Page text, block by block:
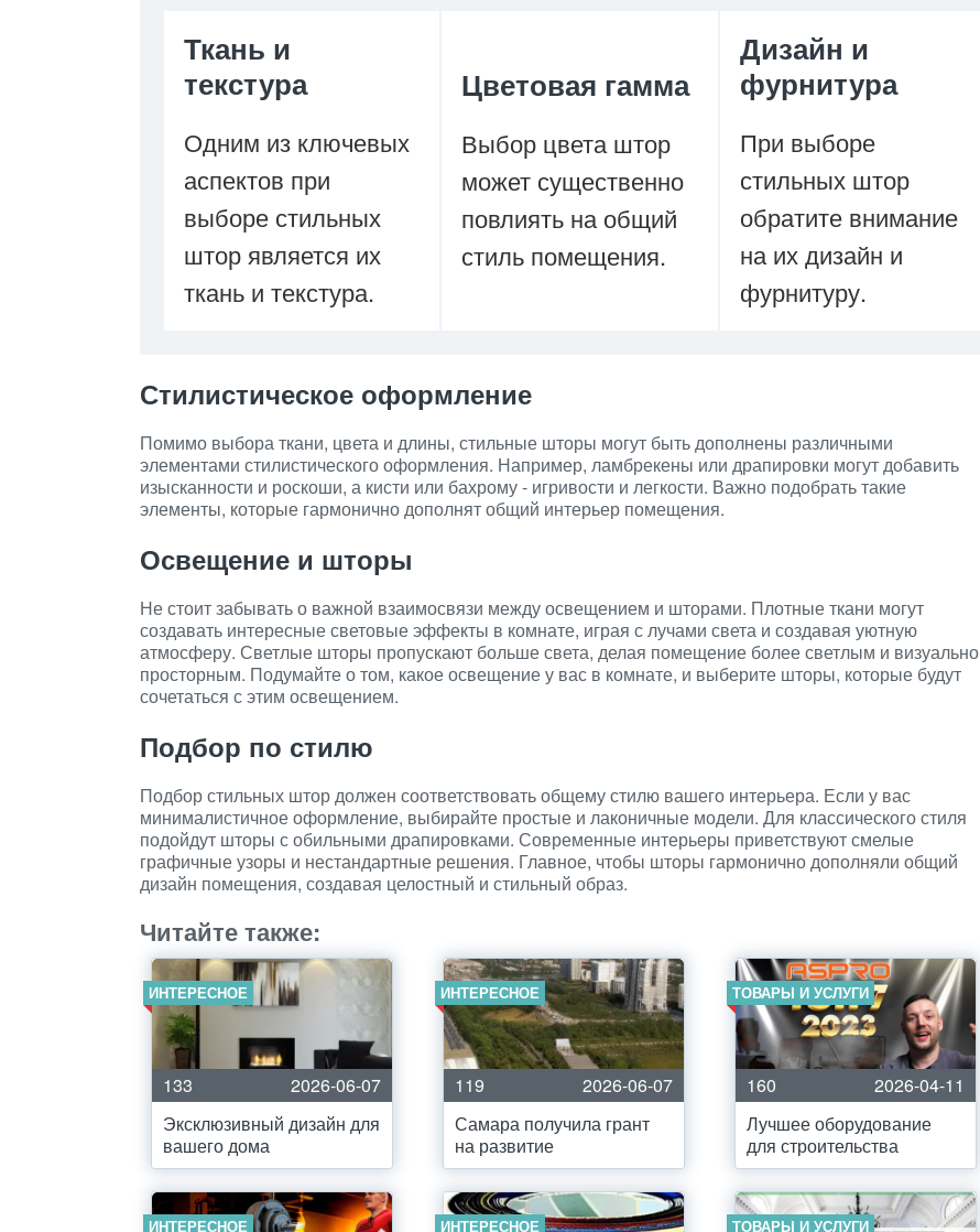
Ткань и
текстура
Одним из ключевых
аспектов при
выборе стильных
штор является их
ткань и текстура.
Цветовая гамма
Выбор цвета штор
может существенно
повлиять на общий
стиль помещения.
Дизайн и
фурнитура
При выборе
стильных штор
обратите внимание
на их дизайн и
фурнитуру.
Стилистическое оформление
Помимо выбора ткани, цвета и длины, стильные шторы могут быть дополнены различными
элементами стилистического оформления. Например, ламбрекены или драпировки могут добавить
изысканности и роскоши, а кисти или бахрому - игривости и легкости. Важно подобрать такие
элементы, которые гармонично дополнят общий интерьер помещения.
Освещение и шторы
Не стоит забывать о важной взаимосвязи между освещением и шторами. Плотные ткани могут
создавать интересные световые эффекты в комнате, играя с лучами света и создавая уютную
атмосферу. Светлые шторы пропускают больше света, делая помещение более светлым и визуально
просторным. Подумайте о том, какое освещение у вас в комнате, и выберите шторы, которые будут
сочетаться с этим освещением.
Подбор по стилю
Подбор стильных штор должен соответствовать общему стилю вашего интерьера. Если у вас
минималистичное оформление, выбирайте простые и лаконичные модели. Для классического стиля
подойдут шторы с обильными драпировками. Современные интерьеры приветствуют смелые
графичные узоры и нестандартные решения. Главное, чтобы шторы гармонично дополняли общий
дизайн помещения, создавая целостный и стильный образ.
Читайте также:
ИНТЕРЕСНОЕ
133
2026-06-07
Эксклюзивный дизайн для
вашего дома
ИНТЕРЕСНОЕ
119
2026-06-07
Самара получила грант
на развитие
ТОВАРЫ И УСЛУГИ
160
2026-04-11
Лучшее оборудование
для строительства
ИНТЕРЕСНОЕ ИНТЕРЕСНОЕ ТОВАРЫ И УСЛУГИ